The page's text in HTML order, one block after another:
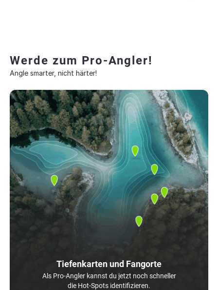
Werde zum Pro-Angler!
Angle smarter, nicht härter!
Tiefenkarten und Fangorte
Als Pro-Angler kannst du jetzt noch schneller
die Hot-Spots identifizieren.